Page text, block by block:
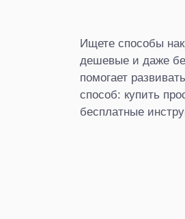
Ищете способы
дешевые и даже
помогает
способ: купить
бесплатные